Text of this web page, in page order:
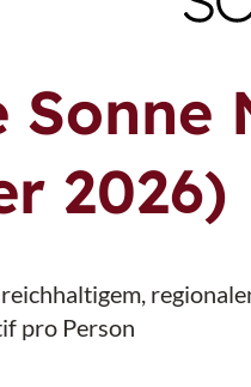
Sonne
2026)
pro Person
bzw.